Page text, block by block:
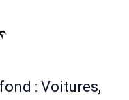
: Voitures,